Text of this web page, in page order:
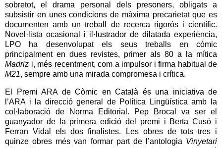
sobretot, el drama personal dels presoners, obligats a
subsistir en unes condicions de màxima precarietat que es
documenten amb un treball de recerca rigorós i científic.
Novel·lista ocasional i il·lustrador de dilatada experiència,
LPO ha desenvolupat els seus treballs en còmic
principalment en dues revistes, primer als 80 a la mítica
Madriz i, més recentment, com a impulsor i firma habitual de
M21, sempre amb una mirada compromesa i crítica.
El Premi ARA de Còmic en Català és una iniciativa de
l’ARA i la direcció general de Política Lingüística amb la
col·laboració de Norma Editorial. Pep Brocal va ser el
guanyador de la primera edició del premi i Berta Cusó i
Ferran Vidal els dos finalistes. Les obres de tots tres i
quinze obres més van formar part de l’antologia Vinyetari